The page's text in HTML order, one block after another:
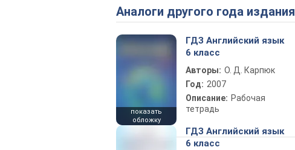
Аналоги другого года издания
показать
обложку
ГДЗ Английский язык
6 класс
Авторы: О. Д. Карпюк
Год: 2007
Описание: Рабочая
тетрадь
ГДЗ Английский язык
6 класс